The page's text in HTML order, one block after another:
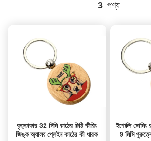
3পণ্য
বৃত্তাকার 32 মিমি কাঠের চিঠি কীরিং
জিঙ্ক অ্যালয় প্লেইন কাঠের কী ধারক
ইপোক্সি ডোমিং
9 মিমি